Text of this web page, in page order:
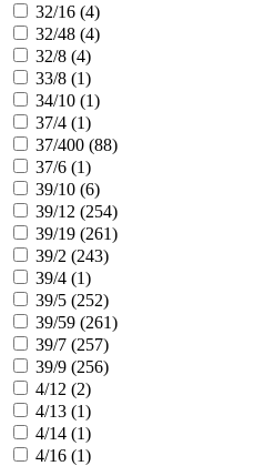
32/16 (4)
32/48 (4)
32/8 (4)
33/8 (1)
34/10 (1)
37/4 (1)
37/400 (88)
37/6 (1)
39/10 (6)
39/12 (254)
39/19 (261)
39/2 (243)
39/4 (1)
39/5 (252)
39/59 (261)
39/7 (257)
39/9 (256)
4/12 (2)
4/13 (1)
4/14 (1)
4/16 (1)